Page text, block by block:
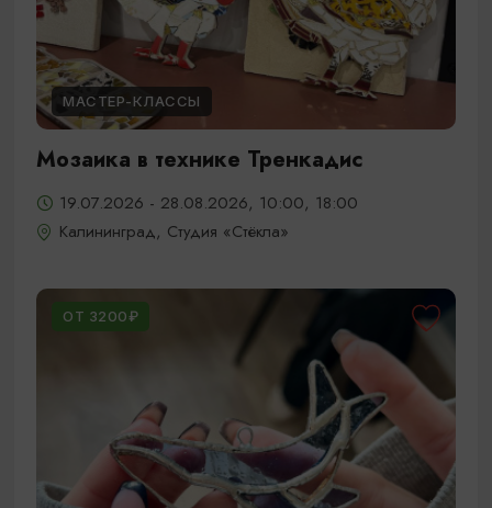
МАСТЕР-КЛАССЫ
Мозаика в технике Тренкадис
19.07.2026 - 28.08.2026, 10:00, 18:00
Калининград, Студия «Стёкла»
ОТ 3200₽